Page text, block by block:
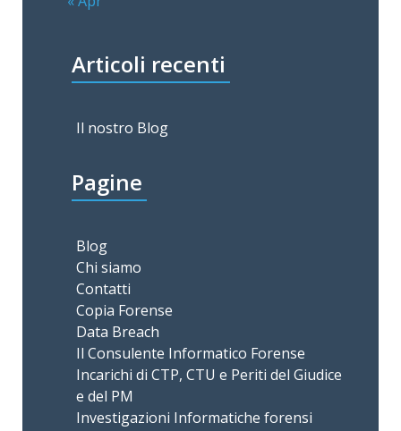
Articoli recenti
Il nostro Blog
Pagine
Blog
Chi siamo
Contatti
Copia Forense
Data Breach
Il Consulente Informatico Forense
Incarichi di CTP, CTU e Periti del Giudice
e del PM
Investigazioni Informatiche forensi